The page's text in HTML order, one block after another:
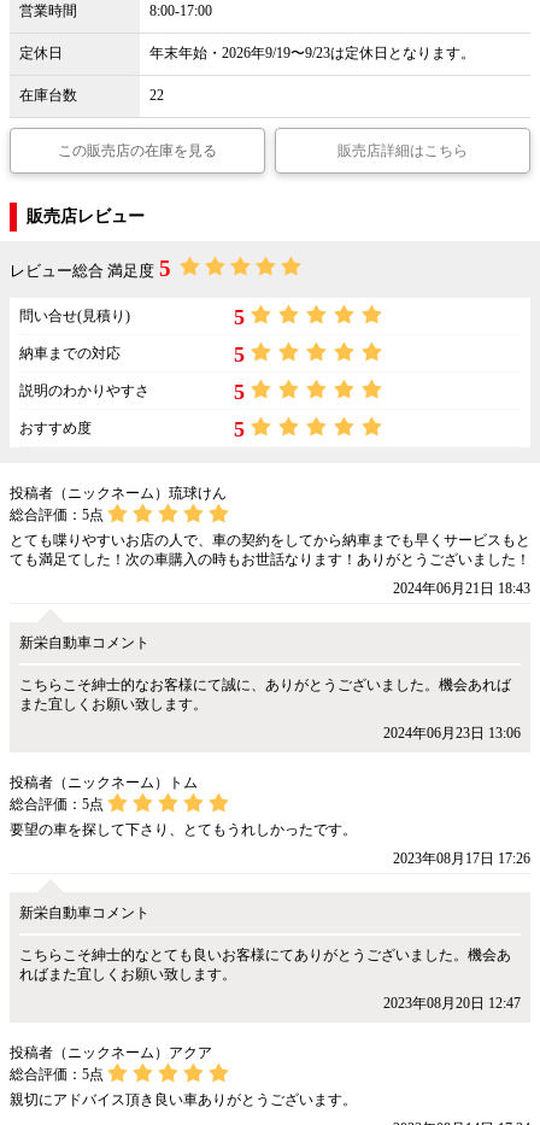
営業時間 8:00-17:00
定休日 年末年始・2026年9/19〜9/23は定休日となります。
在庫台数 22
この販売店の在庫を見る 販売店詳細はこちら
販売店レビュー
レビュー総合 満足度 5
問い合せ(見積り) 5
納車までの対応 5
説明のわかりやすさ 5
おすすめ度 5
投稿者（ニックネーム）琉球けん
総合評価： 5点
とても喋りやすいお店の人で、車の契約をしてから納車までも早くサービスもと
ても満足てした！次の車購入の時もお世話なります！ありがとうございました！
2024年06月21日 18:43
新栄自動車コメント
こちらこそ紳士的なお客様にて誠に、ありがとうございました。機会あれば
また宜しくお願い致します。
2024年06月23日 13:06
投稿者（ニックネーム）トム
総合評価： 5点
要望の車を探して下さり、とてもうれしかったです。
2023年08月17日 17:26
新栄自動車コメント
こちらこそ紳士的なとても良いお客様にてありがとうございました。機会あ
ればまた宜しくお願い致します。
2023年08月20日 12:47
投稿者（ニックネーム）アクア
総合評価： 5点
親切にアドバイス頂き良い車ありがとうございます。